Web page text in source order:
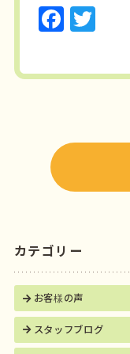
F
c
o
k
T
it
r
カテゴリー
お客様の声
スタッフブログ